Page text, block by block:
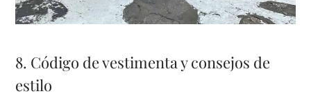
8. Código de vestimenta y consejos de
estilo